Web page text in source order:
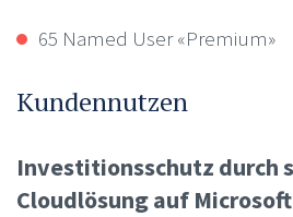
65 Named User «Premium»
Kundennutzen
Investitionsschutz durch
Cloudlösung auf